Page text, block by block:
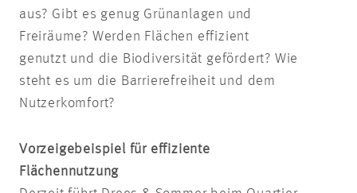
aus? Gibt es genug Grünanlagen und
Freiräume? Werden Flächen effizient
genutzt und die Biodiversität gefördert? Wie
steht es um die Barrierefreiheit und dem
Nutzerkomfort?
Vorzeigebeispiel für effiziente
Flächennutzung